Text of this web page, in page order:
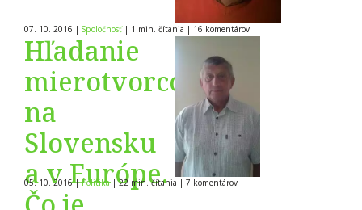
07. 10. 2016 | Spoločnosť | 1 min. čítania | 16 komentárov
Hľadanie
mierotvorcov
na
Slovensku
a v Európe.
05. 10. 2016| Politika |22 min. čítania | 7 komentárov